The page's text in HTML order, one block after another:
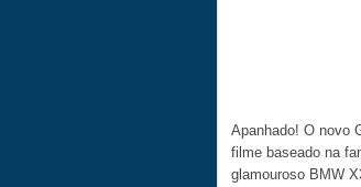
Apanhado! O novo
filme baseado na
glamouroso BMW